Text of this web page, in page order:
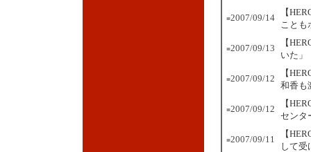
■2007/09/14
【
ことも
■2007/09/13
【
いた」
■2007/09/12
【
和香も
■2007/09/12
【
センタ
■2007/09/11
【
して受